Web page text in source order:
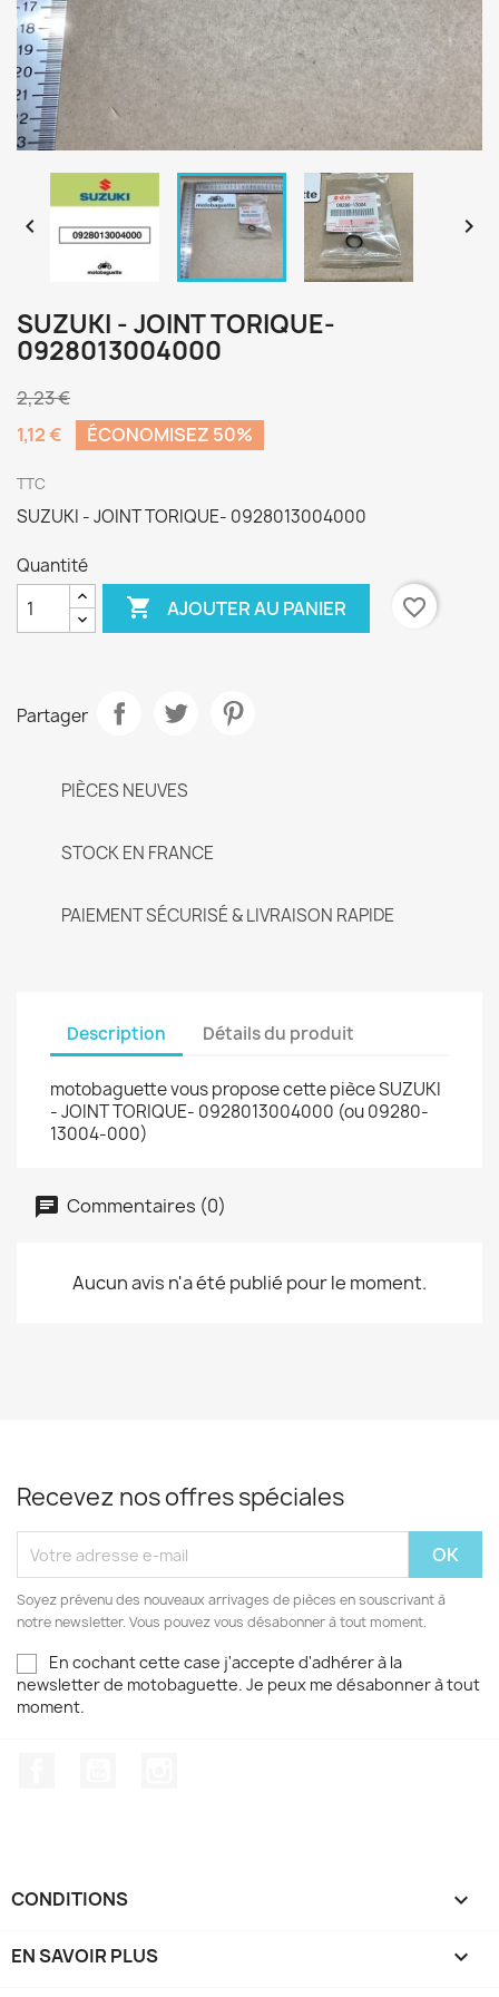
 
SUZUKI - JOINT TORIQUE-
0928013004000
2,23 €
1,12 €
ÉCONOMISEZ 50%
TTC
SUZUKI - JOINT TORIQUE- 0928013004000
Quantité
 AJOUTER AU PANIER favorite_border
Partager
PIÈCES NEUVES
STOCK EN FRANCE
PAIEMENT SÉCURISÉ & LIVRAISON RAPIDE
Description Détails du produit
motobaguette vous propose cette pièce SUZUKI
- JOINT TORIQUE- 0928013004000 (ou 09280-
13004-000)
Commentaires (0)
Aucun avis n'a été publié pour le moment.
Recevez nos offres spéciales
Soyez prévenu des nouveaux arrivages de pièces en souscrivant à
notre newsletter. Vous pouvez vous désabonner à tout moment.
En cochant cette case j'accepte d'adhérer à la
newsletter de motobaguette. Je peux me désabonner à tout
moment.
CONDITIONS 
EN SAVOIR PLUS 